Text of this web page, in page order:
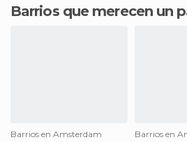
Barrios que merecen un
Barrios en Amsterdam
Barrios en